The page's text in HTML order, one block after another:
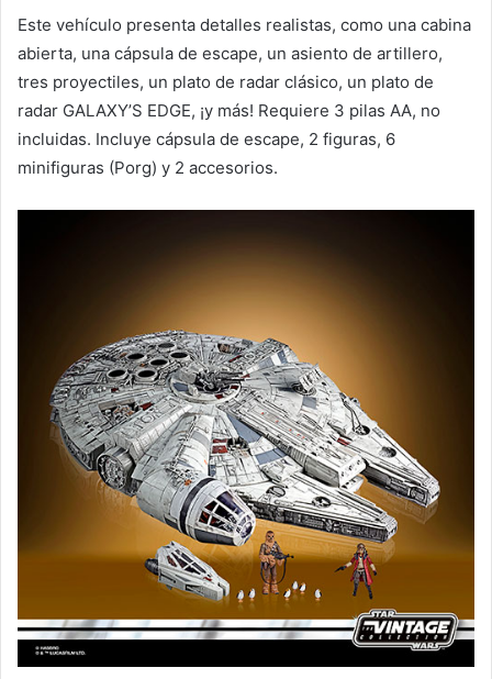
Este vehículo presenta detalles realistas, como una cabina
abierta, una cápsula de escape, un asiento de artillero,
tres proyectiles, un plato de radar clásico, un plato de
radar GALAXY’S EDGE, ¡y más! Requiere 3 pilas AA, no
incluidas. Incluye cápsula de escape, 2 figuras, 6
minifiguras (Porg) y 2 accesorios.